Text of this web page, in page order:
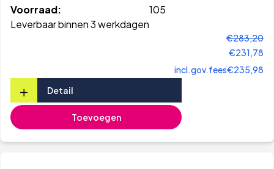
Voorraad:
105
Leverbaar binnen 3 werkdagen
€283,20
€231,78
incl.gov.fees€235,98
+ Detail
Toevoegen